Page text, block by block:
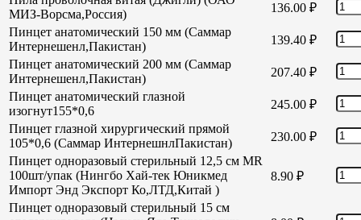
МИЗ-Ворсма,Россия)
136.00 ₽
Пинцет анатомический 150 мм (Саммар
Интернешенл,Пакистан)
139.40 ₽
Пинцет анатомический 200 мм (Саммар
Интернешенл,Пакистан)
207.40 ₽
Пинцет анатомический глазной
изогнут155*0,6
245.00 ₽
Пинцет глазной хирургический прямой
105*0,6 (Саммар ИнтернешнлПакистан)
230.00 ₽
Пинцет одноразовый стерильный 12,5 см MR
100шт/упак (Нингбо Хай-тек Юникмед
Импорт Энд Экспорт Ко,ЛТД,Китай )
8.90 ₽
Пинцет одноразовый стерильный 15 см